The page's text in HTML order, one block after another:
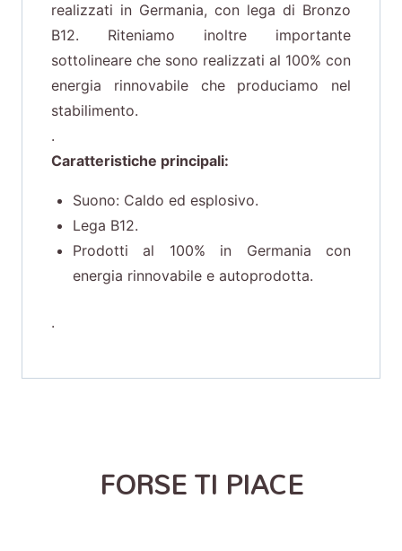
realizzati in Germania, con lega di Bronzo
B12. Riteniamo inoltre importante
sottolineare che sono realizzati al 100% con
energia rinnovabile che produciamo nel
stabilimento.
.
Caratteristiche principali:
Suono: Caldo ed esplosivo.
Lega B12.
Prodotti al 100% in Germania con
energia rinnovabile e autoprodotta.
.
FORSE TI PIACE